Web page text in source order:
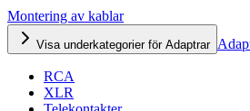
Montering av kablar
Visa underkategorier för Adaptrar
RCA
XLR